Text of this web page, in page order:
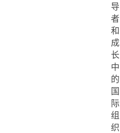
导
者
和
成
长
中
的
国
际
组
织